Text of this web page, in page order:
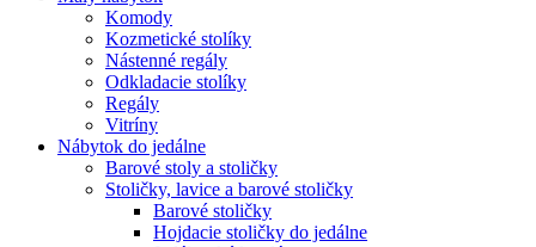
Komody
Kozmetické stolíky
Nástenné regály
Odkladacie stolíky
Regály
Vitríny
Nábytok do jedálne
Barové stoly a stoličky
Stoličky, lavice a barové stoličky
Barové stoličky
Hojdacie stoličky do jedálne